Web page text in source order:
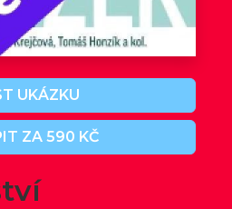
UKÁZKU
ZA 590 KČ